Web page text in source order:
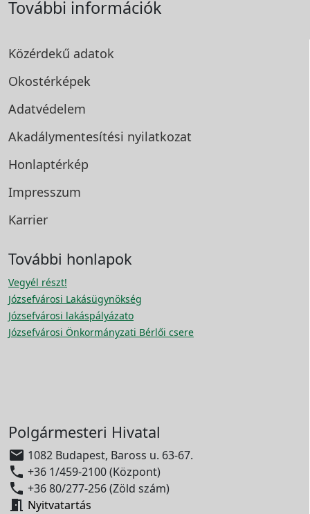
További információk
Közérdekű adatok
Okostérképek
Adatvédelem
Akadálymentesítési nyilatkozat
Honlaptérkép
Impresszum
Karrier
További honlapok
Vegyél részt!
Józsefvárosi Lakásügynökség
Józsefvárosi lakáspályázato
Józsefvárosi Önkormányzati Bérlői csere
Polgármesteri Hivatal
 1082 Budapest, Baross u. 63-67.
 +36 1/459-2100 (Központ)
 +36 80/277-256 (Zöld szám)
 Nyitvatartás